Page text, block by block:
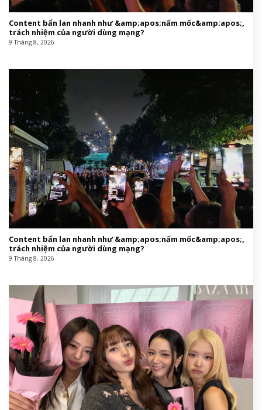
Content bẩn lan nhanh như &amp;apos;nấm mốc&amp;apos;,
trách nhiệm của người dùng mạng?
9 Tháng 8, 2026
Content bẩn lan nhanh như &amp;apos;nấm mốc&amp;apos;,
trách nhiệm của người dùng mạng?
9 Tháng 8, 2026